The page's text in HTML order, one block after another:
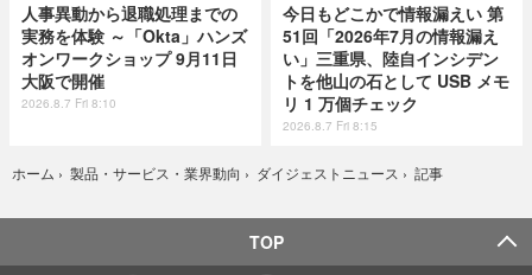
人事異動から退職処理までの
実務を体験 ～「Okta」ハンズ
オンワークショップ 9月11日
大阪で開催
2026.8.7 Fri 8:10
今日もどこかで情報漏えい 第
51回「2026年7月の情報漏え
い」三重県、陸自インシデン
トを他山の石として USB メモ
リ 1 万個チェック
2026.8.7 Fri 8:15
ホーム › 製品・サービス・業界動向 › ダイジェストニュース › 記事
TOP